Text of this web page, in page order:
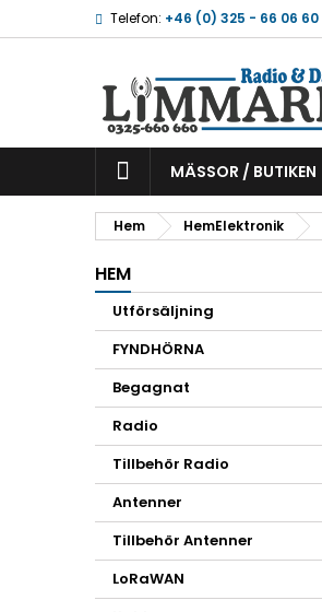
Telefon: +46 (0) 325 - 66 06 60
MÄSSOR / BUTIKEN
Hem HemElektronik
HEM
Utförsäljning
FYNDHÖRNA
Begagnat
Radio
Tillbehör Radio
Antenner
Tillbehör Antenner
LoRaWAN